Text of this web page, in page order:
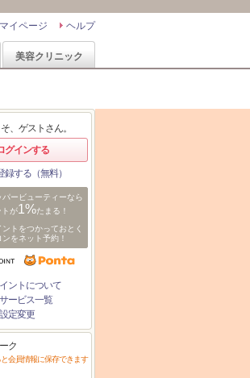
ヘルプ
マイページ
美容クリニック
、ゲストさん。
グインする
録する（無料）
パービューティーなら
トが1%たまる！
トをつかっておとく
ンをネット予約！
ントについて
ービス一覧
定変更
ク
会員情報に保存できます